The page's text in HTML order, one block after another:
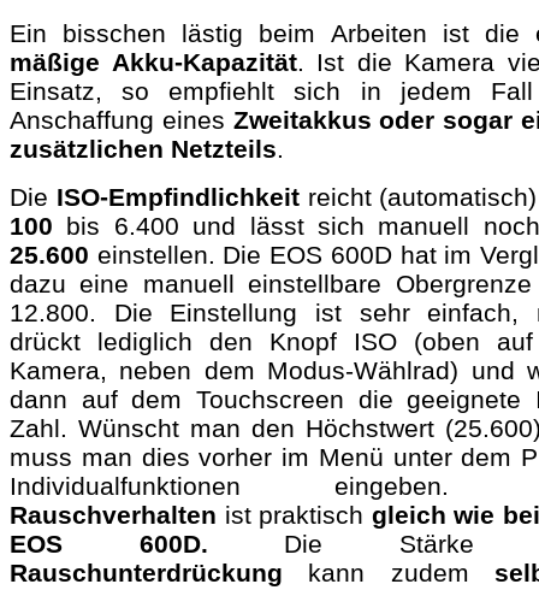
Ein bisschen lästig beim Arbeiten ist die
mäßige Akku-Kapazität. Ist die Kamera
Einsatz, so empfiehlt sich in jedem
Anschaffung eines Zweitakkus oder sogar
zusätzlichen Netzteils.
Die ISO-Empfindlichkeitreicht
100 bis 6.400 und lässt sich manuell
25.600 einstellen. Die EOS 600D hat im
dazu eine manuell einstellbare
12.800. Die Einstellung ist sehr einfach,
drückt lediglich den Knopf ISO (oben
Kamera, neben dem Modus-Wählrad) und
dann auf dem Touchscreen die geeignete
Zahl. Wünscht man den Höchstwert
muss man dies vorher im Menü unter dem
Individualfunktionen eingeben.
Rauschverhalten ist praktisch gleich wie
EOS 600D. Die Stärke
Rauschunterdrückung kann zudem